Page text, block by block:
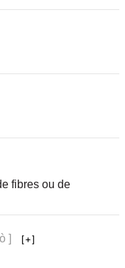
fibres ou de
]